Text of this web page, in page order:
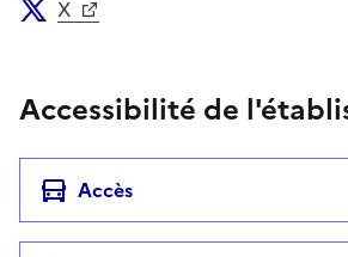
X
Accessibilité de
Accès